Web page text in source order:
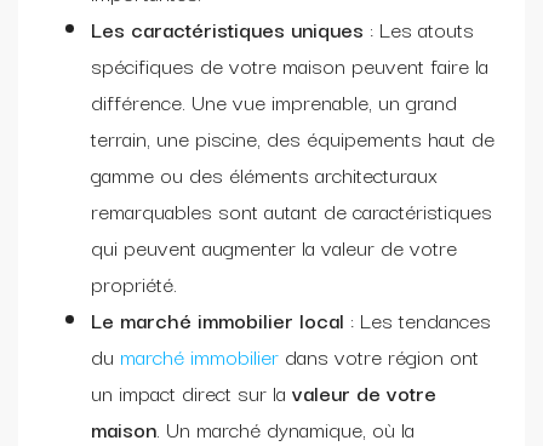
Les caractéristiques uniques : Les atouts
spécifiques de votre maison peuvent faire la
différence. Une vue imprenable, un grand
terrain, une piscine, des équipements haut de
gamme ou des éléments architecturaux
remarquables sont autant de caractéristiques
qui peuvent augmenter la valeur de votre
propriété.
Le marché immobilier local : Les tendances
du marché immobilier dans votre région ont
un impact direct sur la valeur de votre
maison. Un marché dynamique, où la